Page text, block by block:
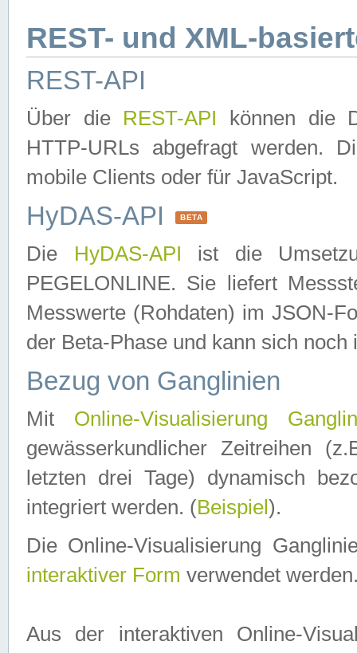
REST- und XML-
REST-API
Über die REST-API können die
HTTP-URLs abgefragt werden.
mobile Clients oder für JavaScript.
HyDAS-API BETA
Die HyDAS-API ist die
PEGELONLINE. Sie liefert
Messwerte (Rohdaten) im JSON-
der Beta-Phase und kann sich noch
Bezug von Ganglinien
Mit Online-Visualisierung
gewässerkundlicher Zeitreihen
letzten drei Tage) dynamisch
integriert werden. (Beispiel ).
Die Online-Visualisierung
interaktiver Form verwendet
Aus der interaktiven Online-